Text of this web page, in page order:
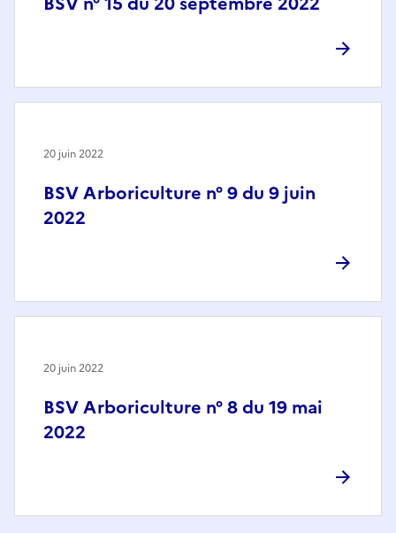
BSV Arboriculture n° 9 du 9 juin
2022
20 juin 2022
BSV Arboriculture n° 8 du 19 mai
2022
20 juin 2022